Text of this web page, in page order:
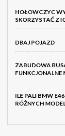
HOŁOWCZYC
SKORZYSTAĆ Z
DBAJ POJAZD
ZABUDOWA
FUNKCJONALNE
ILE PALI BMW
RÓŻNYCH